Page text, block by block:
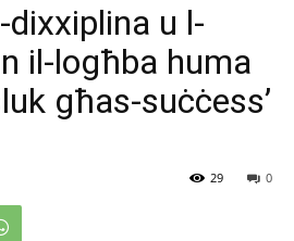
dixxiplina u l-
il-logħba huma
għas-suċċess’
0
29